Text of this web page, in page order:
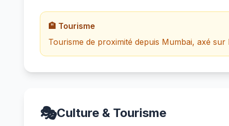
🏨 Tourisme
Tourisme de proximité depuis Mumbai, axé
🎭Culture & Tourisme